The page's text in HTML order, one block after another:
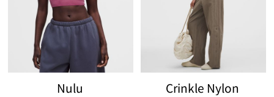
Nulu Crinkle Nylon